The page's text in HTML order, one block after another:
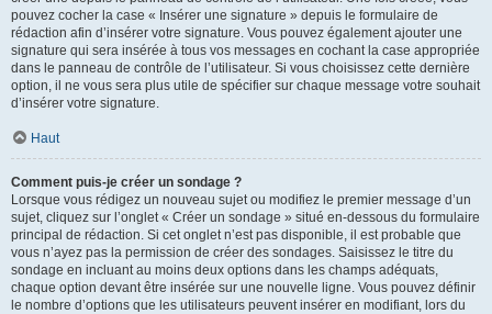
pouvez cocher la case « Insérer une signature » depuis le formulaire de
rédaction afin d’insérer votre signature. Vous pouvez également ajouter une
signature qui sera insérée à tous vos messages en cochant la case appropriée
dans le panneau de contrôle de l’utilisateur. Si vous choisissez cette dernière
option, il ne vous sera plus utile de spécifier sur chaque message votre souhait
d’insérer votre signature.
Haut
Comment puis-je créer un sondage ?
Lorsque vous rédigez un nouveau sujet ou modifiez le premier message d’un
sujet, cliquez sur l’onglet « Créer un sondage » situé en-dessous du formulaire
principal de rédaction. Si cet onglet n’est pas disponible, il est probable que
vous n’ayez pas la permission de créer des sondages. Saisissez le titre du
sondage en incluant au moins deux options dans les champs adéquats,
chaque option devant être insérée sur une nouvelle ligne. Vous pouvez définir
le nombre d’options que les utilisateurs peuvent insérer en modifiant, lors du